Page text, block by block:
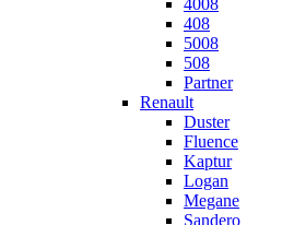
4008
408
5008
508
Partner
Renault
Duster
Fluence
Kaptur
Logan
Megane
Sandero